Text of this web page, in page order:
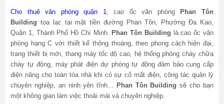
Cho thuê văn phòng quận 1, cao ốc văn phòng
Phan Tôn
Building tọa lạc tại mặt tiền đường Phan Tôn, Phường Đa Kao,
Quận 1, Thành Phố Hồ Chí Minh. Phan Tôn Building là cao ốc văn
phòng hạng C với thiết kế thông thoáng, theo phong cách hiện đại,
trang thiết bị mới, thang máy tốc độ cao, hệ thống phòng cháy chữa
cháy tự động, máy phát điện dự phòng tự động đảm bảo cung cấp
điện năng cho toàn tòa nhà khi có sự cố mất điện, công tác quản lý
chuyên nghiệp, an ninh yên tĩnh... Phan Tôn Building sẽ cho bạn
một không gian làm việc thoải mái và chuyên nghiệp.